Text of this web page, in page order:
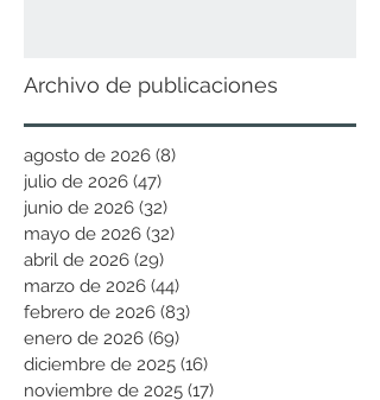
Archivo de publicaciones
agosto de 2026 (8)
julio de 2026 (47)
junio de 2026 (32)
mayo de 2026 (32)
abril de 2026 (29)
marzo de 2026 (44)
febrero de 2026 (83)
enero de 2026 (69)
diciembre de 2025 (16)
noviembre de 2025 (17)